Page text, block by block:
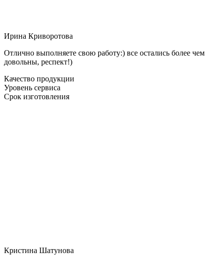
Ирина Криворотова
Отлично выполняете свою работу:) все остались более чем
довольны, респект!)
Качество продукции
Уровень сервиса
Срок изготовления
Кристина Шатунова